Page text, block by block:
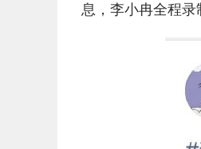
息，李小冉全程录